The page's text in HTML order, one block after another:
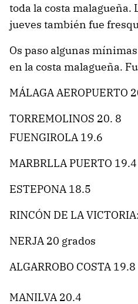
toda la costa malagueña.
jueves también fue
Os paso algunas
en la costa malagueña.
MÁLAGA AEROPUERTO
TORREMOLINOS 20. 8
FUENGIROLA 19.6
MARBRLLA PUERTO 19.4
ESTEPONA 18.5
RINCÓN DE LA
NERJA 20 grados
ALGARROBO COSTA 19.8
MANILVA 20.4